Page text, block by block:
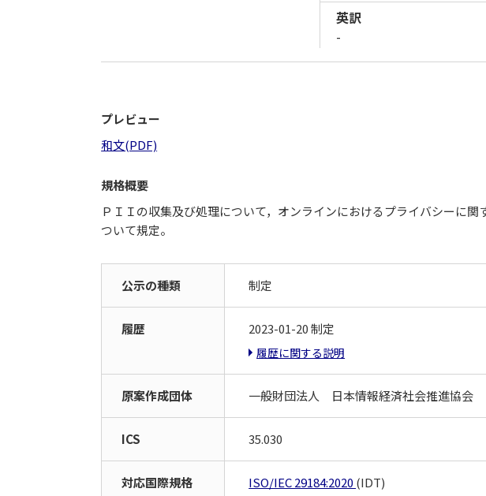
英訳
-
プレビュー
和文(PDF)
規格概要
ＰＩＩの収集及び処理について，オンラインにおけるプライバシーに
ついて規定。
公示の種類 制定
履歴 2023-01-20 制定
履歴に関する説明
原案作成団体 一般財団法人 日本情報経済社会推進協会
ICS 35.030
対応国際規格 ISO/IEC 29184:2020 (IDT)